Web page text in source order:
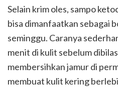
Selain krim oles, sampo
bisa dimanfaatkan sebagai
seminggu. Caranya
menit di kulit sebelum
membersihkan jamur di
membuat kulit kering